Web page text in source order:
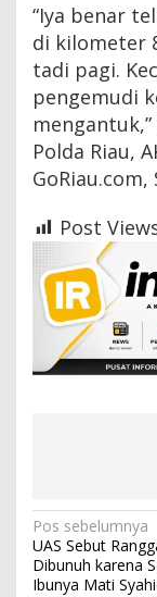
“Iya benar
di kilometer
tadi pagi.
pengemudi
Polda Riau,
Post
N
a
Pos sebelumnya
UAS Sebut
Dibunuh karena
Ibunya Mati